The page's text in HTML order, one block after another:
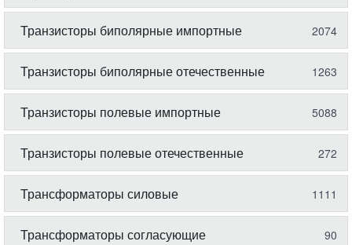
Транзисторы биполярные импортные 2074
Транзисторы биполярные отечественные 1263
Транзисторы полевые импортные 5088
Транзисторы полевые отечественные 272
Трансформаторы силовые 1111
Трансформаторы согласующие 90